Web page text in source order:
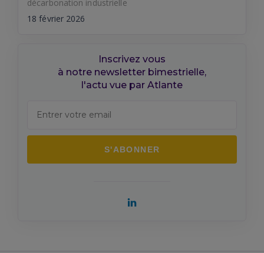
décarbonation industrielle
18 février 2026
Inscrivez vous
à notre newsletter bimestrielle,
l'actu vue par Atlante